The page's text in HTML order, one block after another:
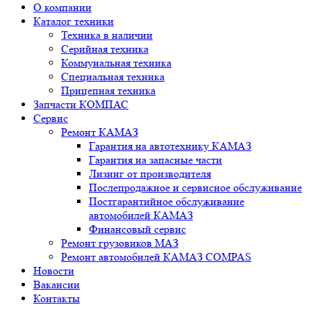
О компании
Каталог техники
Техника в наличии
Серийная техника
Коммунальная техника
Специальная техника
Прицепная техника
Запчасти КОМПАС
Сервис
Ремонт КАМАЗ
Гарантия на автотехнику КАМАЗ
Гарантия на запасные части
Лизинг от производителя
Послепродажное и сервисное обслуживание
Постгарантийное обслуживание
автомобилей КАМАЗ
Финансовый сервис
Ремонт грузовиков МАЗ
Ремонт автомобилей КАМАЗ COMPAS
Новости
Вакансии
Контакты